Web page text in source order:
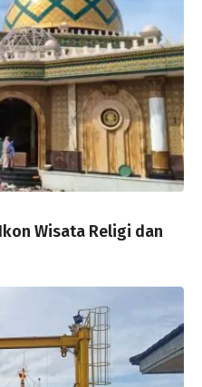
Wisata Religi dan